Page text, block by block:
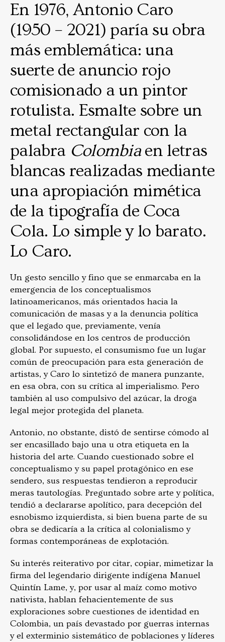
En 1976, Antonio Caro
(1950 – 2021) paría su obra
más emblemática: una
suerte de anuncio rojo
comisionado a un pintor
rotulista. Esmalte sobre un
metal rectangular con la
palabra Colombiaen letras
blancas realizadas mediante
una apropiación mimética
de la tipografía de Coca
Cola. Lo simple y lo barato.
Lo Caro.
Un gesto sencillo y fino que se enmarcaba en la
emergencia de los conceptualismos
latinoamericanos, más orientados hacia la
comunicación de masas y a la denuncia política
que el legado que, previamente, venía
consolidándose en los centros de producción
global. Por supuesto, el consumismo fue un lugar
común de preocupación para esta generación de
artistas, y Caro lo sintetizó de manera punzante,
en esa obra, con su crítica al imperialismo. Pero
también al uso compulsivo del azúcar, la droga
legal mejor protegida del planeta.
Antonio, no obstante, distó de sentirse cómodo al
ser encasillado bajo una u otra etiqueta en la
historia del arte. Cuando cuestionado sobre el
conceptualismo y su papel protagónico en ese
sendero, sus respuestas tendieron a reproducir
meras tautologías. Preguntado sobre arte y política,
tendió a declararse apolítico, para decepción del
esnobismo izquierdista, si bien buena parte de su
obra se dedicaría a la crítica al colonialismo y
formas contemporáneas de explotación.
Su interés reiterativo por citar, copiar, mimetizar la
firma del legendario dirigente indígena Manuel
Quintín Lame, y, por usar al maíz como motivo
nativista, hablan fehacientemente de sus
exploraciones sobre cuestiones de identidad en
Colombia, un país devastado por guerras internas
y el exterminio sistemático de poblaciones y líderes